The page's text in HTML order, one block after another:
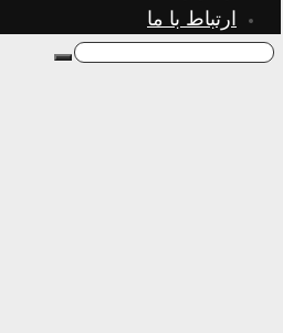
ارتباط با ما